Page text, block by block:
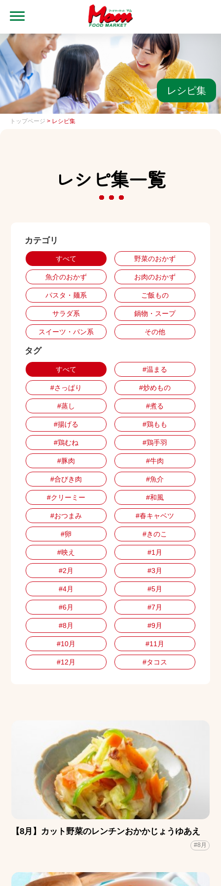
トップ
ブランド・店舗
マムアプリ
マムEdy
出店用地募集
レシピ集
トップページ > レシピ集
レシピ集一覧
カテゴリ
すべて 野菜のおかず
魚介のおかず お肉のおかず
パスタ・麺系 ご飯もの
サラダ系 鍋物・スープ
スイーツ・パン系 その他
タグ
すべて #温まる
#さっぱり #炒めもの
#蒸し #煮る
#揚げる #鶏もも
#鶏むね #鶏手羽
#豚肉 #牛肉
#合びき肉 #魚介
#クリーミー #和風
#おつまみ #春キャベツ
#卵 #きのこ
#映え #1月
#2月 #3月
#4月 #5月
#6月 #7月
#8月 #9月
#10月 #11月
#12月 #タコス
【8月】カット野菜のレンチンおかかじょうゆあえ
#8月